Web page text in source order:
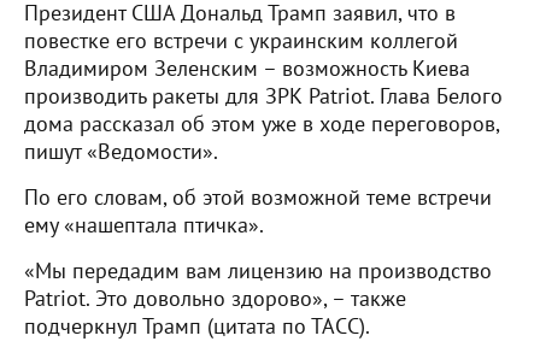
Президент США Дональд Трамп заявил, что в
повестке его встречи с украинским коллегой
Владимиром Зеленским – возможность Киева
производить ракеты для ЗРК Patriot. Глава Белого
дома рассказал об этом уже в ходе переговоров,
пишут «Ведомости».
По его словам, об этой возможной теме встречи
ему «нашептала птичка».
«Мы передадим вам лицензию на производство
Patriot. Это довольно здорово», – также
подчеркнул Трамп (цитата по ТАСС).